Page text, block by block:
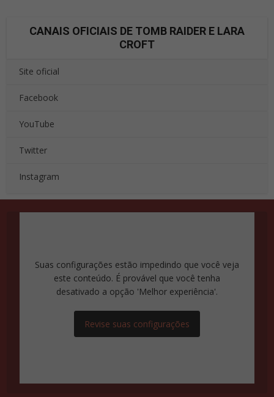
CANAIS OFICIAIS DE TOMB RAIDER E LARA
CROFT
Site oficial
Facebook
YouTube
Twitter
Instagram
Suas configurações estão impedindo que você veja
este conteúdo. É provável que você tenha
desativado a opção 'Melhor experiência'.
Revise suas configurações